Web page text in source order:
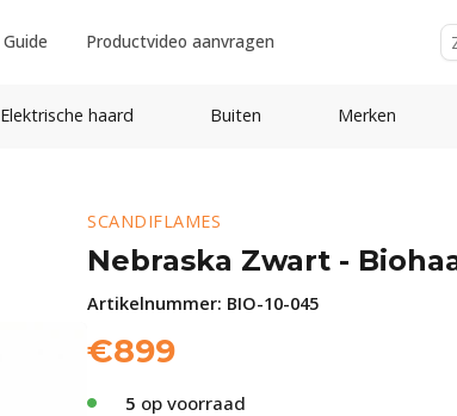
Guide Productvideo aanvragen
Elektrische haard Buiten Merken
SCANDIFLAMES
Nebraska Zwart -
Artikelnummer: BIO-10-045
€899
5 op voorraad